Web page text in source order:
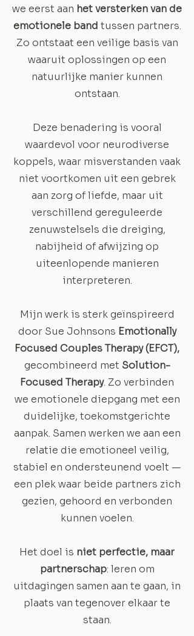
we eerst aan het versterken van de
emotionele band tussen partners.
Zo ontstaat een veilige basis van
waaruit oplossingen op een
natuurlijke manier kunnen
ontstaan.
Deze benadering is vooral
waardevol voor neurodiverse
koppels, waar misverstanden vaak
niet voortkomen uit een gebrek
aan zorg of liefde, maar uit
verschillend gereguleerde
zenuwstelsels die dreiging,
nabijheid of afwijzing op
uiteenlopende manieren
interpreteren.
Mijn werk is sterk geïnspireerd
door Sue Johnsons Emotionally
Focused Couples Therapy (EFCT),
gecombineerd met Solution-
Focused Therapy. Zo verbinden
we emotionele diepgang met een
duidelijke, toekomstgerichte
aanpak. Samen werken we aan een
relatie die emotioneel veilig,
stabiel en ondersteunend voelt —
een plek waar beide partners zich
gezien, gehoord en verbonden
kunnen voelen.
Het doel is niet perfectie, maar
partnerschap: leren om
uitdagingen samen aan te gaan, in
plaats van tegenover elkaar te
staan.